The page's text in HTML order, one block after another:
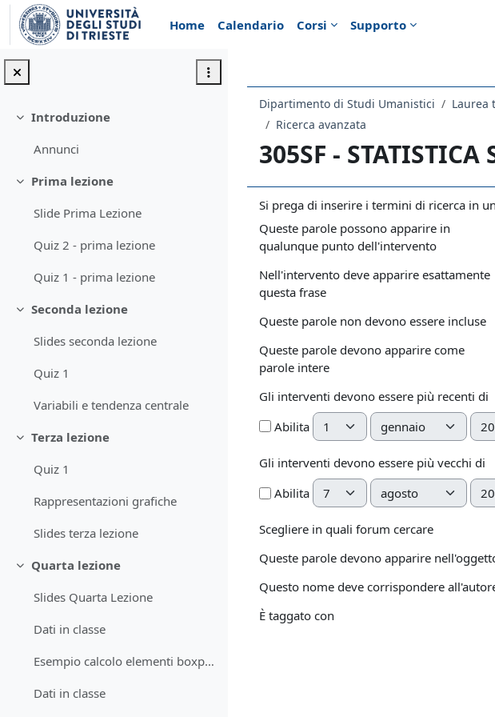
Vai al contenuto principale
Home
Calendario Corsi Supporto
Minimizza
Introduzione
Annunci
Minimizza
Prima lezione
Slide Prima Lezione
Quiz 2 - prima lezione
Quiz 1 - prima lezione
Minimizza
Seconda lezione
Slides seconda lezione
Quiz 1
Variabili e tendenza centrale
Minimizza
Terza lezione
Quiz 1
Rappresentazioni grafiche
Slides terza lezione
Minimizza
Quarta lezione
Slides Quarta Lezione
Dati in classe
Esempio calcolo elementi boxplot
Dati in classe
Dipartimento di Studi Umanistici Laurea
Ricerca avanzata
305SF - STATISTICA
Si prega di inserire i termini di ricerca in
Queste parole possono apparire in
qualunque punto dell'intervento
Nell'intervento deve apparire esattamente
questa frase
Queste parole non devono essere incluse
Queste parole devono apparire come
parole intere
Gli interventi devono essere più recenti di
Abilita Giorno Mese
Gli interventi devono essere più vecchi di
Abilita Giorno Mese
Scegliere in quali forum cercare
Queste parole devono apparire
Questo nome deve corrispondere
È taggato con